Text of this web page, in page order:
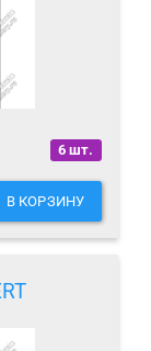
6 шт.
В КОРЗИНУ